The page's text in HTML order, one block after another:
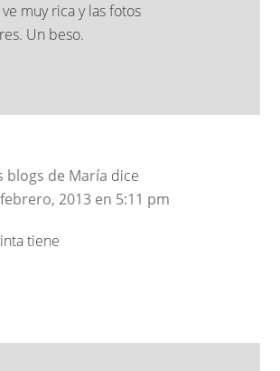
muy rica y las fotos
Un beso.
blogs de María dice
2013 en 5:11 pm
tiene